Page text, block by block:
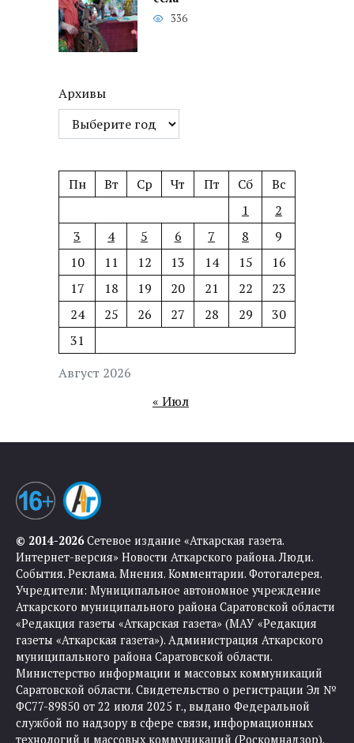
336
Архивы
Август 2026
Пн Вт Ср Чт Пт Сб
Вс
1
2
3
4 5 6 7 8
9
10
11 12 13 14 15
16
17
18 19 20 21 22
23
24
25 26 27 28 29
30
31
« Июл
© 2014-2026Сетевое издание «Аткарская газета.
Интернет-версия» Новости Аткарского района. Люди.
События. Реклама. Мнения. Комментарии. Фотогалерея.
Учредители: Муниципальное автономное учреждение
Аткарского муниципального района Саратовской области
«Редакция газеты «Аткарская газета» (МАУ «Редакция
газеты «Аткарская газета»). Администрация Аткарского
муниципального района Саратовской области.
Министерство информации и массовых коммуникаций
Саратовской области. Свидетельство о регистрации Эл №
ФС77-89850 от 22 июля 2025 г., выдано Федеральной
службой по надзору в сфере связи, информационных
технологий и массовых коммуникаций (Роскомнадзор).